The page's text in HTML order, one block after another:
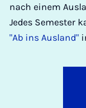
nach einem
Jedes Semester
"Ab ins Ausland"